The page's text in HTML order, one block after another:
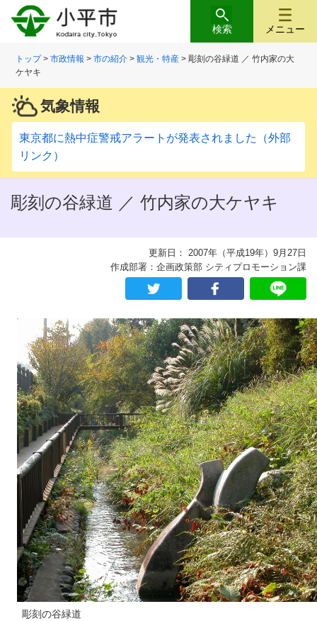
メニュー
検索
トップ>市政情報 >市の紹介 >観光・特産 > 彫刻の谷緑道 ／ 竹内家の大
ケヤキ
気象情報
東京都に熱中症警戒アラートが発表されました（外部
リンク）
彫刻の谷緑道 ／ 竹内家の大ケヤキ
更新日： 2007年（平成19年）9月27日
作成部署：企画政策部 シティプロモーション課
彫刻の谷緑道